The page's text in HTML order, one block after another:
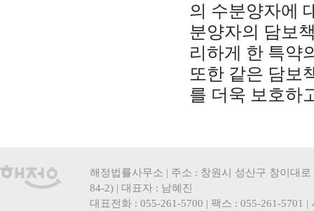
의 수분양자에
분양자의 담보
리하게 한 특약
또한 같은 담보
를 더욱 보호하
해정법률사무소 | 주소 : 창원시 성산구 창이대
84-2) | 대표자 : 남혜진
대표전화 : 055-261-5700 | 팩스 : 055-261-5701